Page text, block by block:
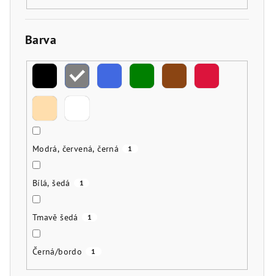
Barva
Modrá, červená, černá 1
Bílá, šedá 1
Tmavě šedá 1
Černá/bordo 1